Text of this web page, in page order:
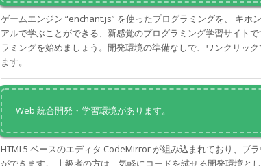
ゲームエンジン “enchant.js” を使ったプログラミングを、 キホ
アルで学ぶことができる、新感覚のプログラミング学習サイト
ラミングを始めましょう。開発環境の準備なしで、ワンクリッ
ます。
Web 統合開発・学習環境があります。
HTML5 ベースのエディタ CodeMirror が組み込まれており、ブ
ができます。 上級者の方は、気軽にコードを試せる開発環境と